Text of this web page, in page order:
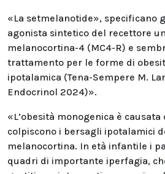
«La setmelanotide», specificano
agonista sintetico del recettore
melanocortina-4 (MC4-R) e
trattamento per le forme di
ipotalamica (Tena-Sempere M.
Endocrinol 2024)».
«L’obesità monogenica è
colpiscono i bersagli ipotalamici
melanocortina. In età infantile i
quadri di importante iperfagia,